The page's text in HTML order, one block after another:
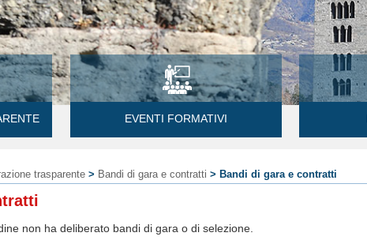
EVENTI FORMATIVI
trasparente > Bandi di gara e contratti > Bandi di gara e contratti
non ha deliberato bandi di gara o di selezione.